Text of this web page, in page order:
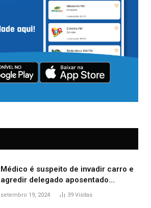
Médico é suspeito de invadir carro e
agredir delegado aposentado
durante confusão no trânsito
setembro 19, 2024 39 Visitas